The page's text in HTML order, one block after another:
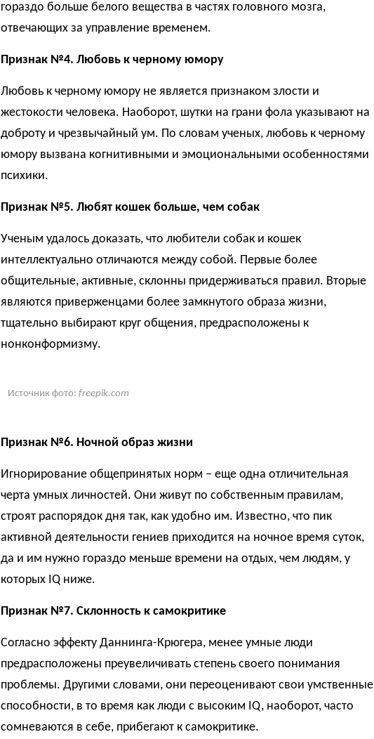
гораздо больше белого вещества в частях головного мозга,
отвечающих за управление временем.
Признак №4. Любовь к черному юмору
Любовь к черному юмору не является признаком злости и
жестокости человека. Наоборот, шутки на грани фола указывают на
доброту и чрезвычайный ум. По словам ученых, любовь к черному
юмору вызвана когнитивными и эмоциональными особенностями
психики.
Признак №5. Любят кошек больше, чем собак
Ученым удалось доказать, что любители собак и кошек
интеллектуально отличаются между собой. Первые более
общительные, активные, склонны придерживаться правил. Вторые
являются приверженцами более замкнутого образа жизни,
тщательно выбирают круг общения, предрасположены к
нонконформизму.
Источник фото: freepik.com
Признак №6. Ночной образ жизни
Игнорирование общепринятых норм – еще одна отличительная
черта умных личностей. Они живут по собственным правилам,
строят распорядок дня так, как удобно им. Известно, что пик
активной деятельности гениев приходится на ночное время суток,
да и им нужно гораздо меньше времени на отдых, чем людям, у
которых IQ ниже.
Признак №7. Склонность к самокритике
Согласно эффекту Даннинга-Крюгера, менее умные люди
предрасположены преувеличивать степень своего понимания
проблемы. Другими словами, они переоценивают свои умственные
способности, в то время как люди с высоким IQ, наоборот, часто
сомневаются в себе, прибегают к самокритике.